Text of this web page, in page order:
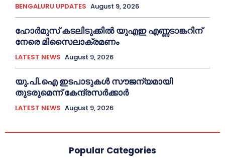
BENGALURU UPDATES August 9, 2026
ഹോര്‍മുസ് കടലിടുക്കില്‍ യുഎഇ എണ്ണടാങ്കറിന്
നേരെ മിസൈലാക്രമണം
LATEST NEWS August 9, 2026
യു.പി.ഐ ഇടപാടുകൾ സൗജന്യമായി
തുടരുമെന്ന് കേന്ദ്രസർക്കാർ
LATEST NEWS August 9, 2026
Popular Categories